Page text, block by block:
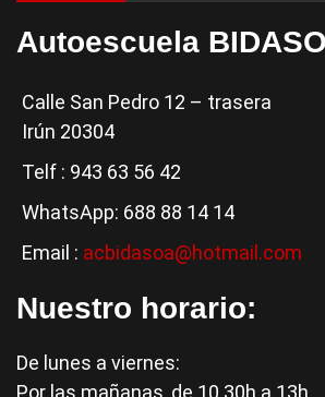
Autoescuela
Calle San Pedro 12 – trasera
Irún 20304
Telf : 943 63 56 42
WhatsApp: 688 88 14 14
Email : acbidasoa@hotmail.com
Nuestro horario:
De lunes a viernes:
Por las mañanas, de 10.30h a 13h